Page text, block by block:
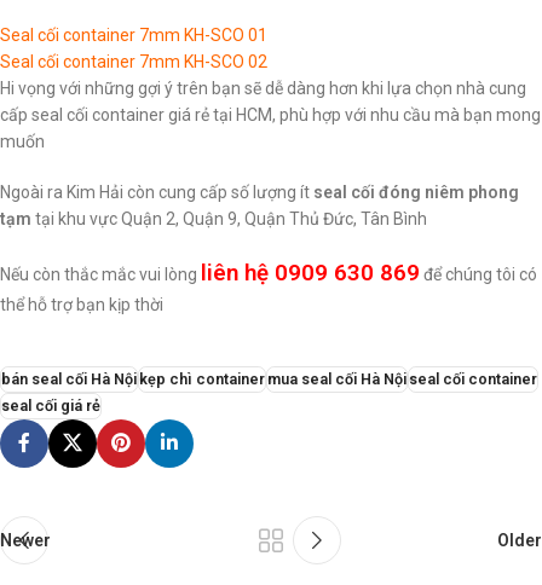
Seal cối container 7mm KH-SCO 01
Seal cối container 7mm KH-SCO 02
Hi vọng với những gợi ý trên bạn sẽ dễ dàng hơn khi lựa chọn nhà cung
cấp seal cối container giá rẻ tại HCM, phù hợp với nhu cầu mà bạn mong
muốn
Ngoài ra Kim Hải còn cung cấp số lượng ít seal cối đóng niêm phong
tạm tại khu vực Quận 2, Quận 9, Quận Thủ Đức, Tân Bình
Nếu còn thắc mắc vui lòng liên hệ 0909 630 869 để chúng tôi có
thể hỗ trợ bạn kịp thời
bán seal cối Hà Nộikẹp chì containermua seal cối Hà Nộiseal cối container
seal cối giá rẻ
Newer Older